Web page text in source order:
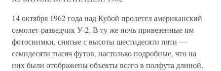
14 октября 1962 года над Кубой пролетел американский
самолет-разведчик У-2. В ту же ночь привезенные им
фотоснимки, снятые с высоты шестидесяти пяти —
семидесяти тысяч футов, настолько подробные, что на
них были отображены объекты всего в полфута длиной,